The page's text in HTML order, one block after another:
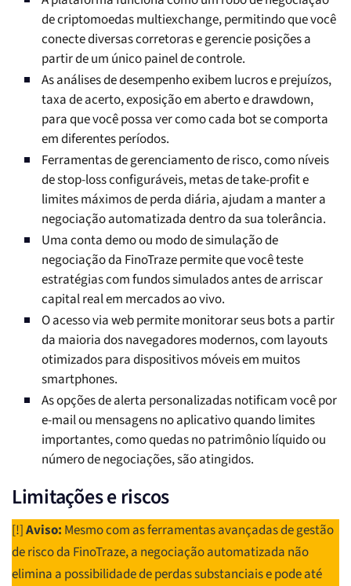
de criptomoedas multiexchange, permitindo que você
conecte diversas corretoras e gerencie posições a
partir de um único painel de controle.
As análises de desempenho exibem lucros e prejuízos,
taxa de acerto, exposição em aberto e drawdown,
para que você possa ver como cada bot se comporta
em diferentes períodos.
Ferramentas de gerenciamento de risco, como níveis
de stop-loss configuráveis, metas de take-profit e
limites máximos de perda diária, ajudam a manter a
negociação automatizada dentro da sua tolerância.
Uma conta demo ou modo de simulação de
negociação da FinoTraze permite que você teste
estratégias com fundos simulados antes de arriscar
capital real em mercados ao vivo.
O acesso via web permite monitorar seus bots a partir
da maioria dos navegadores modernos, com layouts
otimizados para dispositivos móveis em muitos
smartphones.
As opções de alerta personalizadas notificam você por
e-mail ou mensagens no aplicativo quando limites
importantes, como quedas no patrimônio líquido ou
número de negociações, são atingidos.
Limitações e riscos
[!]Aviso: Mesmo com as ferramentas avançadas de gestão
de risco da FinoTraze, a negociação automatizada não
elimina a possibilidade de perdas substanciais e pode até